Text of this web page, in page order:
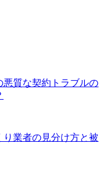
悪質な契約トラブルの
り業者の見分け方と被